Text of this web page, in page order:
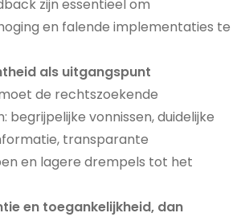
zijn essentieel om
en falende implementaties te
als uitgangspunt
de rechtszoekende
begrijpelijke vonnissen, duidelijke
transparante
en lagere drempels tot het
en toegankelijkheid, dan